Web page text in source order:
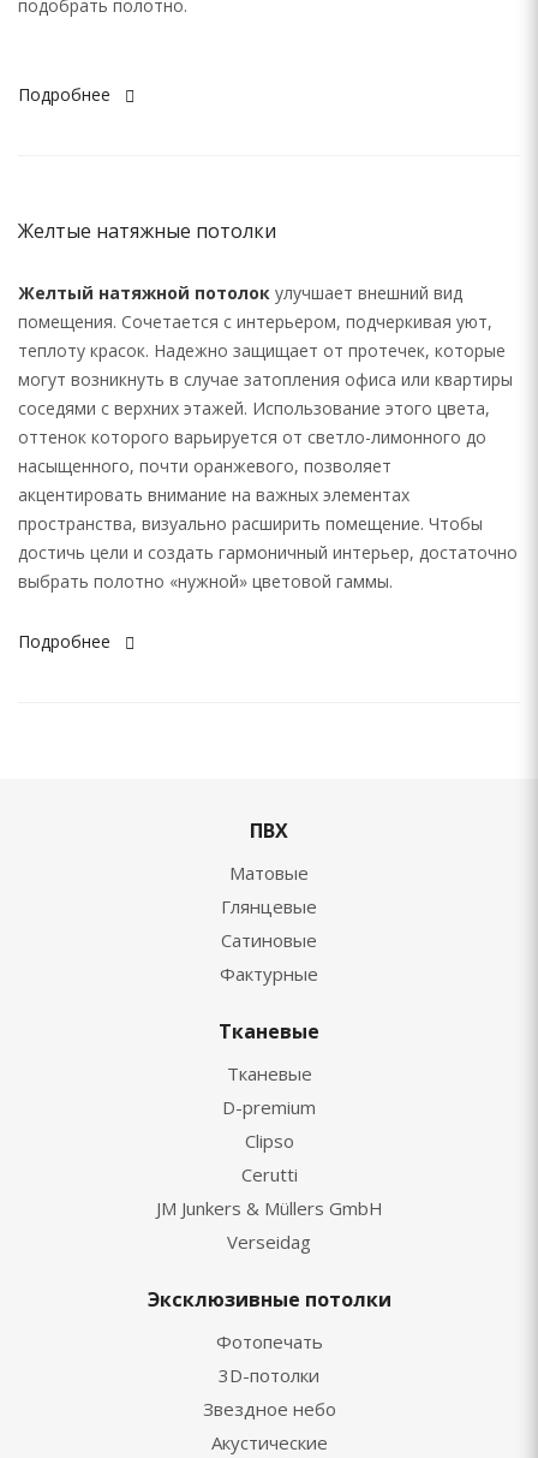
подобрать полотно.
Подробнее
Желтые натяжные потолки
Желтый натяжной потолок улучшает внешний вид
помещения. Сочетается с интерьером, подчеркивая уют,
теплоту красок. Надежно защищает от протечек, которые
могут возникнуть в случае затопления офиса или квартиры
соседями с верхних этажей. Использование этого цвета,
оттенок которого варьируется от светло-лимонного до
насыщенного, почти оранжевого, позволяет
акцентировать внимание на важных элементах
пространства, визуально расширить помещение. Чтобы
достичь цели и создать гармоничный интерьер, достаточно
выбрать полотно «нужной» цветовой гаммы.
Подробнее
ПВХ
Матовые
Глянцевые
Сатиновые
Фактурные
Тканевые
Тканевые
D-premium
Clipso
Cerutti
JM Junkers & Müllers GmbH
Verseidag
Эксклюзивные потолки
Фотопечать
3D-потолки
Звездное небо
Акустические